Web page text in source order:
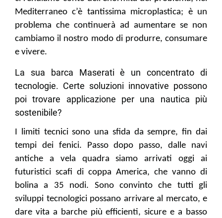
Mediterraneo c’è tantissima microplastica; è un
problema che continuerà ad aumentare se non
cambiamo il nostro modo di produrre, consumare
e vivere.
La sua barca Maserati è un concentrato di
tecnologie. Certe soluzioni innovative possono
poi trovare applicazione per una nautica più
sostenibile?
I limiti tecnici sono una sfida da sempre, fin dai
tempi dei fenici. Passo dopo passo, dalle navi
antiche a vela quadra siamo arrivati oggi ai
futuristici scafi di coppa America, che vanno di
bolina a 35 nodi. Sono convinto che tutti gli
sviluppi tecnologici possano arrivare al mercato, e
dare vita a barche più efficienti, sicure e a basso